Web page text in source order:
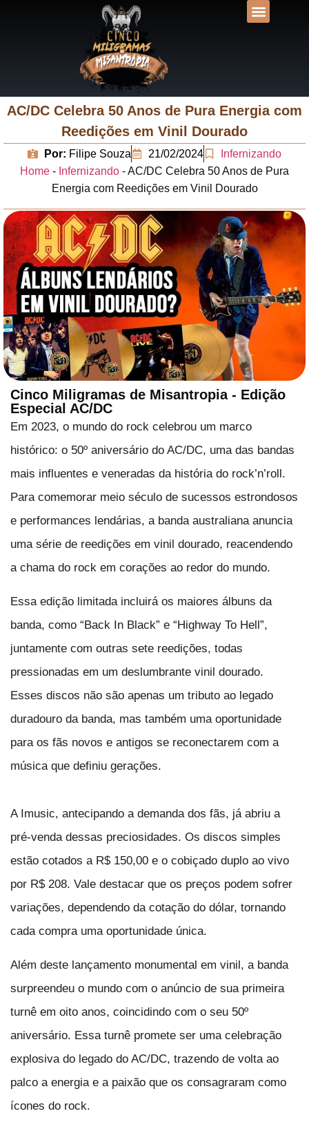
AC/DC Celebra 50 Anos de Pura Energia com
Reedições em Vinil Dourado
Por: Filipe Souza 21/02/2024
Infernizando
Home - Infernizando -AC/DC Celebra 50 Anos de Pura
Energia com Reedições em Vinil Dourado
Cinco Miligramas de Misantropia - Edição
Especial AC/DC
Em 2023, o mundo do rock celebrou um marco
histórico: o 50º aniversário do AC/DC, uma das bandas
mais influentes e veneradas da história do rock’n’roll.
Para comemorar meio século de sucessos estrondosos
e performances lendárias, a banda australiana anuncia
uma série de reedições em vinil dourado, reacendendo
a chama do rock em corações ao redor do mundo.
Essa edição limitada incluirá os maiores álbuns da
banda, como “Back In Black” e “Highway To Hell”,
juntamente com outras sete reedições, todas
pressionadas em um deslumbrante vinil dourado.
Esses discos não são apenas um tributo ao legado
duradouro da banda, mas também uma oportunidade
para os fãs novos e antigos se reconectarem com a
música que definiu gerações.
A Imusic, antecipando a demanda dos fãs, já abriu a
pré-venda dessas preciosidades. Os discos simples
estão cotados a R$ 150,00 e o cobiçado duplo ao vivo
por R$ 208. Vale destacar que os preços podem sofrer
variações, dependendo da cotação do dólar, tornando
cada compra uma oportunidade única.
Além deste lançamento monumental em vinil, a banda
surpreendeu o mundo com o anúncio de sua primeira
turnê em oito anos, coincidindo com o seu 50º
aniversário. Essa turnê promete ser uma celebração
explosiva do legado do AC/DC, trazendo de volta ao
palco a energia e a paixão que os consagraram como
ícones do rock.